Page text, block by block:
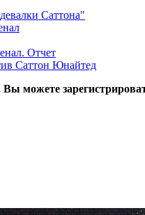
Саттона"
Отчет
Саттон Юнайтед
можете